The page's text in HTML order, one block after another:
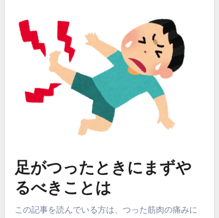
足がつったときにまずや
るべきことは
この記事を読んでいる方は、つった筋肉の痛みに